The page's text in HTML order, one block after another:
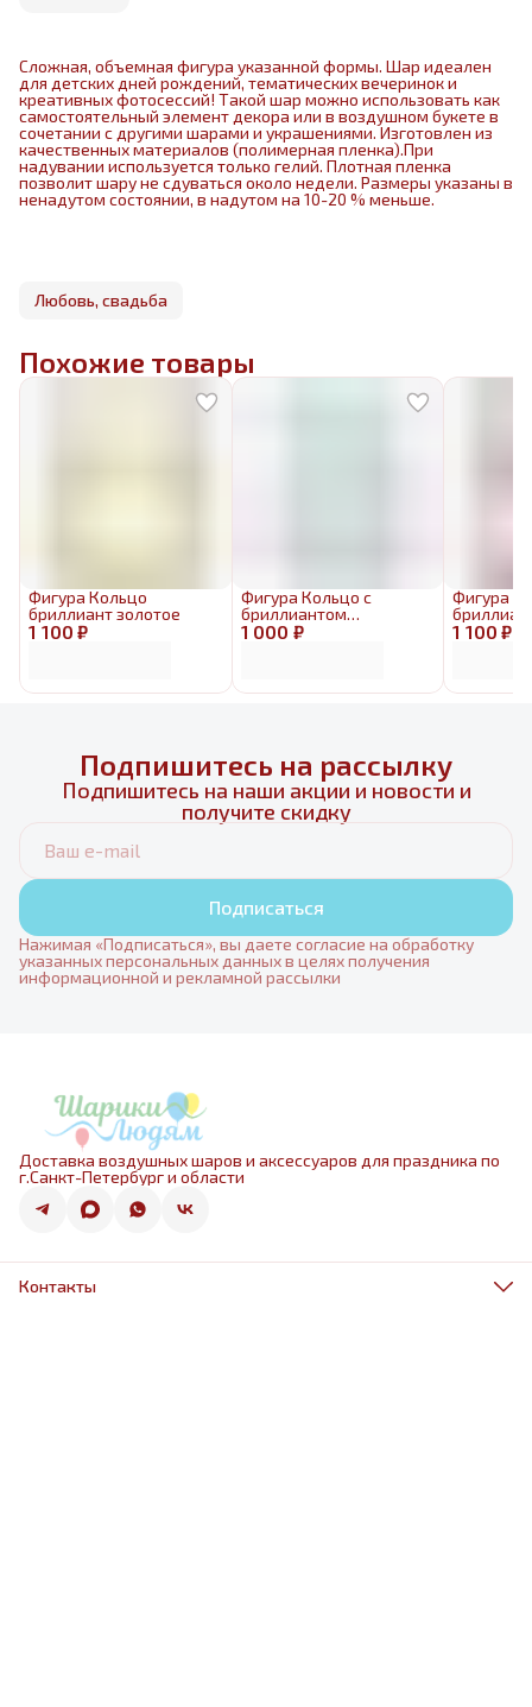
Сложная, объемная фигура указанной формы. Шар идеален
для детских дней рождений, тематических вечеринок и
креативных фотосессий! Такой шар можно использовать как
самостоятельный элемент декора или в воздушном букете в
сочетании с другими шарами и украшениями. Изготовлен из
качественных материалов (полимерная пленка).При
надувании используется только гелий. Плотная пленка
позволит шару не сдуваться около недели. Размеры указаны в
ненадутом состоянии, в надутом на 10-20 % меньше.
Любовь, свадьба
Похожие товары
1 100 ₽
Фигура Кольцо
бриллиант золотое
1 000 ₽
Фигура Кольцо с
бриллиантом
голография
1 100 ₽
Фигура
Подпишитесь на рассылку
Подпишитесь на наши акции и новости и
получите скидку
Подписаться
Нажимая «Подписаться», вы даете согласие на обработку
указанных персональных данных в целях получения
информационной и рекламной рассылки
Доставка воздушных шаров и аксессуаров для праздника по
г.Санкт-Петербург и области
Контакты